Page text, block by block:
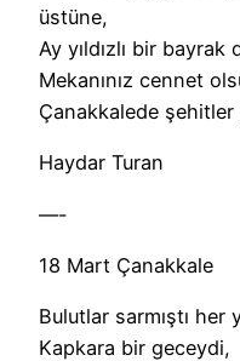
üstüne,
Ay yıldızlı bir
Mekanınız cennet
Çanakkalede
Haydar Turan
—-
18 Mart Çanakkale
Bulutlar sarmıştı her
Kapkara bir geceydi,